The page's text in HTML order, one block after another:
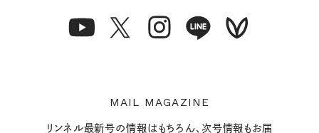
MAIL MAGAZINE
リンネル最新号の情報はもちろん、次号情報もお届